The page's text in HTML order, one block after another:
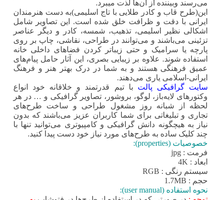
می‌رسند وبیننده از آن‌ها لذت میبرد.
این(طرح قاب و کادر طلایی با تاج اسلیمی)به دست هنرمندان
ایرانی با دقت و ظرافت خلق شده است. این تصاویر شامل
اشکالی نظیر اسلیمی، تذهیب، شمسه، کادر و دیگر عناصر
تزئینی می‌باشند و می‌توانند در طراحی، نقاشی، چاپ بر روی
پارچه یا سرامیک و حتی زیباتر کردن فضاهای داخلی خانه
استفاده شوند. علاوه بر زیبایی بصری، این آثار حامل پیام‌های
عمیق فرهنگی هستند و به شما در درک بهتر هنر و فرهنگ
ایرانی-اسلامی یاری می‌دهند.
سایت گرافیکی پالت با تیم قدرتمند و خلاقانه خود انواع
وکتورهای لایه‌باز، لوگو، بروشور، تصاویر گرافیکی و … در هر
لحظه از شبانه روز مشغول طراحی و ساخت طرح‌های
تجاری و تبلیغاتی برای شما کاربران عزیز می‌باشند که بدون
نیاز به هیچگونه دانش گرافیکی و کامپیوتری می‌توانید تنها با
چند کلیک ساده به طرح‌های مورد نیاز خود دست پیدا کنید.
خصوصیات (properties):
فرمت : jpg
ابعاد : 4K
سیستم رنگی : RGB
حجم : 1.7MB
نحوه استفاده (user manual):